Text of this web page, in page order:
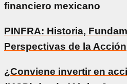
financiero mexicano
PINFRA: Historia,
Perspectivas de la Acción
¿Conviene invertir en